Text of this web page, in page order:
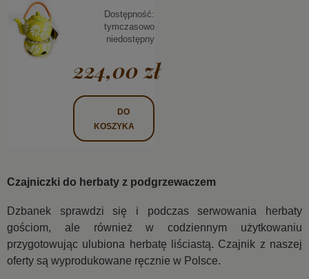
Dostępność:
tymczasowo
niedostępny
224,00 zł
DO
KOSZYKA
Czajniczki do herbaty z podgrzewaczem
Dzbanek sprawdzi się i podczas serwowania herbaty
gościom, ale również w codziennym użytkowaniu
przygotowując ulubiona herbatę liściastą. Czajnik z naszej
oferty są wyprodukowane ręcznie w Polsce.